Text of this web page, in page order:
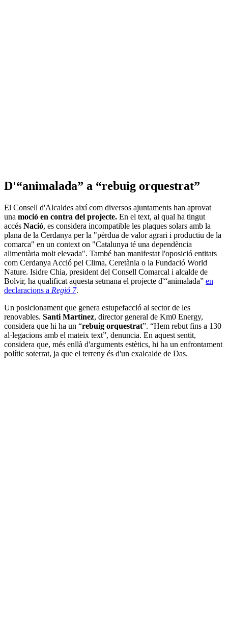
D'“animalada” a “rebuig orquestrat”
El Consell d'Alcaldes així com diversos ajuntaments han aprovat
una moció en contra del projecte. En el text, al qual ha tingut
accés Nació, es considera incompatible les plaques solars amb la
plana de la Cerdanya per la "pèrdua de valor agrari i productiu de la
comarca" en un context on "Catalunya té una dependència
alimentària molt elevada". També han manifestat l'oposició entitats
com Cerdanya Acció pel Clima, Ceretània o la Fundació World
Nature. Isidre Chia, president del Consell Comarcal i alcalde de
Bolvir, ha qualificat aquesta setmana el projecte d'“animalada” en
declaracions a Regió 7.
Un posicionament que genera estupefacció al sector de les
renovables. Santi Martínez, director general de Km0 Energy,
considera que hi ha un “rebuig orquestrat”. “Hem rebut fins a 130
al·legacions amb el mateix text”, denuncia. En aquest sentit,
considera que, més enllà d'arguments estètics, hi ha un enfrontament
polític soterrat, ja que el terreny és d'un exalcalde de Das.